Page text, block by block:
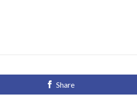
Share